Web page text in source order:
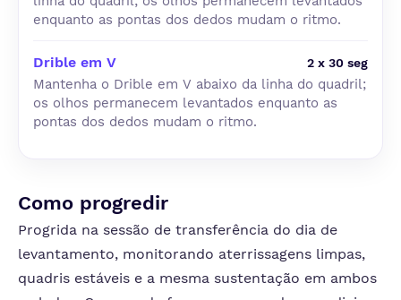
enquanto as pontas dos dedos mudam o ritmo.
Drible em V 2 x 30 seg
Mantenha o Drible em V abaixo da linha do quadril;
os olhos permanecem levantados enquanto as
pontas dos dedos mudam o ritmo.
Como progredir
Progrida na sessão de transferência do dia de
levantamento, monitorando aterrissagens limpas,
quadris estáveis e a mesma sustentação em ambos